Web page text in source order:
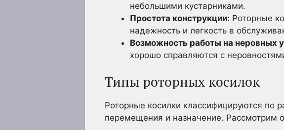
небольшими кустарниками.
Простота конструкции: Роторные
надежность и легкость в
Возможность работы на неровных
хорошо справляются с
Типы роторных косилок
Роторные косилки классифицируются по
перемещения и назначение. Рассмотрим